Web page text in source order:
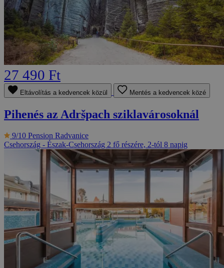
27 490 Ft
Eltávolítás a kedvencek közül Mentés a kedvencek közé
Pihenés az Adršpach sziklavárosoknál
9/10 Pension Radvanice
Csehország - Észak-Csehország 2 fő részére, 2-tól 8 napig